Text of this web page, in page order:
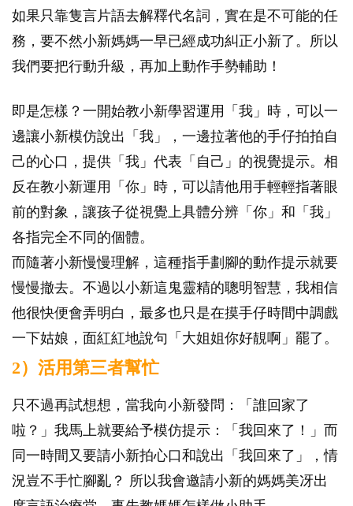
如果只靠隻言片語去解釋代名詞，實在是不可能的任
務，要不然小新媽媽一早已經成功糾正小新了。所以
我們要把行動升級，再加上動作手勢輔助！
即是怎樣？一開始教小新學習運用「我」時，可以一
邊讓小新模仿說出「我」，一邊拉著他的手仔拍拍自
己的心口，提供「我」代表「自己」的視覺提示。相
反在教小新運用「你」時，可以請他用手輕輕指著眼
前的對象，讓孩子從視覺上具體分辨「你」和「我」
各指完全不同的個體。
而隨著小新慢慢理解，這種指手劃腳的動作提示就要
慢慢撤去。不過以小新這鬼靈精的聰明智慧，我相信
他很快便會弄明白，最多也只是在摸手仔時間中調戲
一下姑娘，面紅紅地說句「大姐姐你好靚啊」罷了。
2）活用第三者幫忙
只不過再試想想，當我向小新發問：「誰回家了
啦？」我馬上就要給予模仿提示：「我回來了！」而
同一時間又要請小新拍心口和說出「我回來了」，情
況豈不手忙腳亂？ 所以我會邀請小新的媽媽美冴出